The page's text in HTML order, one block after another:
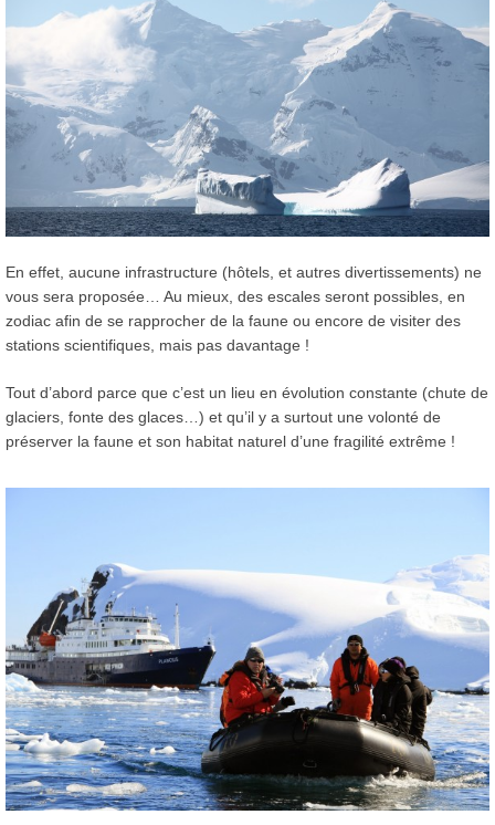
En effet, aucune infrastructure (hôtels, et autres divertissements) ne
vous sera proposée… Au mieux, des escales seront possibles, en
zodiac afin de se rapprocher de la faune ou encore de visiter des
stations scientifiques, mais pas davantage !
Tout d’abord parce que c’est un lieu en évolution constante (chute de
glaciers, fonte des glaces…) et qu’il y a surtout une volonté de
préserver la faune et son habitat naturel d’une fragilité extrême !